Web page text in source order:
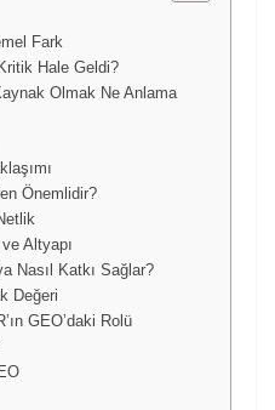
Fark
Hale Geldi?
Olmak Ne Anlama
Önemlidir?
Altyapı
Nasıl Katkı Sağlar?
Değeri
GEO’daki Rolü